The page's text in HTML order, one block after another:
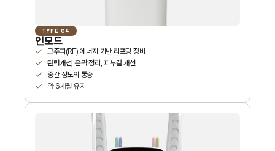
TYPE 04
인모드
고주파(RF) 에너지 기반 리프팅 장비
탄력개선, 윤곽 정리, 피부결 개선
중간 정도의 통증
약 6개월 유지